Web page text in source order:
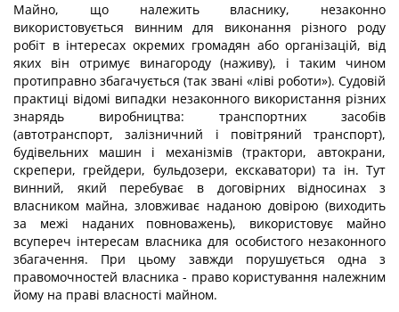
Майно, що належить власнику, незаконно
використовується винним для виконан­ня різного роду
робіт в інтересах окремих громадян або організацій, від
яких він отримує винагороду (наживу), і таким чином
протиправно збагачується (так звані «ліві роботи»). Судовій
практиці відомі випадки незаконного використання різних
знарядь виробництва: транспортних засобів
(автотранспорт, залізничний і повітряний тран­спорт),
будівельних машин і механізмів (трактори, автокрани,
скрепери, грейдери, бульдозери, екскаватори) та ін. Тут
винний, який перебуває в договірних відносинах з
власником майна, зловживає наданою довірою (виходить
за межі наданих повно­важень), використовує майно
всупереч інтересам власника для особистого незакон­ного
збагачення. При цьому завжди порушується одна з
правомочностей власника - право користування належним
йому на праві власності майном.